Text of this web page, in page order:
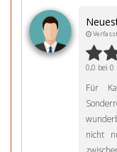
0,0 bei
Für
nicht